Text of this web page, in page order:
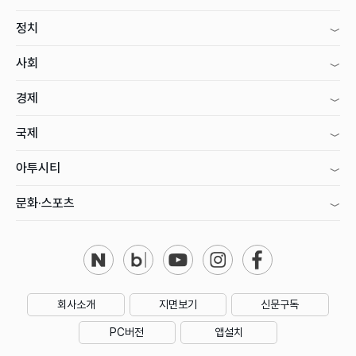
정치
사회
경제
국제
아투시티
문화·스포츠
회사소개 지면보기 신문구독
PC버전 앱설치